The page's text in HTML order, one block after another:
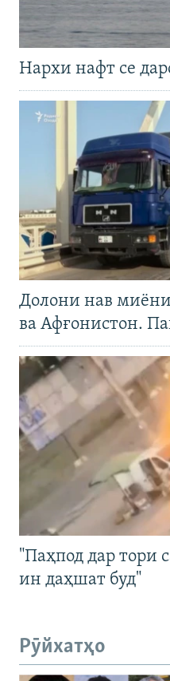
Нархи нафт се
Долони нав
ва Афғонистон.
"Паҳпод дар тори
ин даҳшат буд"
Рӯйхатҳо